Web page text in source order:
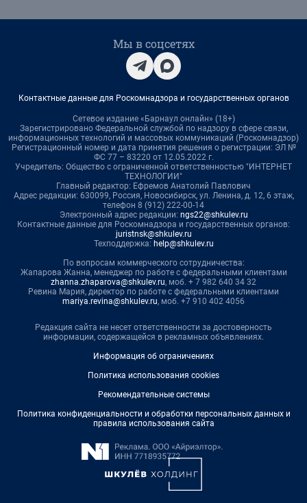
Мы в соцсетях
Контактные данные для Роскомнадзора и государственных органов
Сетевое издание «Барнаул онлайн» (18+)
Зарегистрировано Федеральной службой по надзору в сфере связи,
информационных технологий и массовых коммуникаций (Роскомнадзор)
Регистрационный номер и дата принятия решения о регистрации: ЭЛ №
ФС 77 – 83220 от 12.05.2022 г.
Учредитель: Общество с ограниченной ответственностью "ИНТЕРНЕТ
ТЕХНОЛОГИИ"
Главный редактор: Ефремов Анатолий Павлович
Адрес редакции: 630099, Россия, Новосибирск, ул. Ленина, д. 12, 6 этаж,
телефон 8 (912) 222-00-14
Электронный адрес редакции: ngs22@shkulev.ru
Контактные данные для Роскомнадзора и государственных органов:
juristnsk@shkulev.ru
Техподдержка: help@shkulev.ru
По вопросам коммерческого сотрудничества:
Жапарова Жанна, менеджер по работе с федеральными клиентами
zhanna.zhaparova@shkulev.ru, моб. + 7 982 640 34 32
Ревина Мария, директор по работе с федеральными клиентами
mariya.revina@shkulev.ru, моб. +7 910 402 4056
Редакция сайта не несет ответственности за достоверность
информации, содержащейся в рекламных объявлениях.
Информация об ограничениях
Политика использования cookies
Рекомендательные системы
Политика конфиденциальности и обработки персональных данных и
правила использования сайта